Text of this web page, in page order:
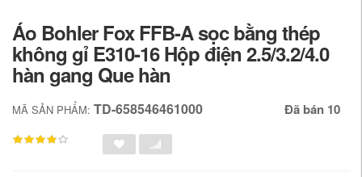
Áo Bohler Fox FFB-A sọc bằng thép
không gỉ E310-16 Hộp điện 2.5/3.2/4.0
hàn gang Que hàn
MÃ SẢN PHẨM: TD-658546461000 Đã bán 10